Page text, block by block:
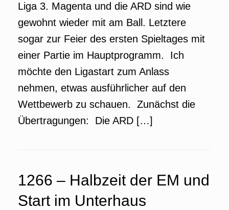
Liga 3. Magenta und die ARD sind wie
gewohnt wieder mit am Ball. Letztere
sogar zur Feier des ersten Spieltages mit
einer Partie im Hauptprogramm. Ich
möchte den Ligastart zum Anlass
nehmen, etwas ausführlicher auf den
Wettbewerb zu schauen. Zunächst die
Übertragungen: Die ARD […]
1266 – Halbzeit der EM und
Start im Unterhaus